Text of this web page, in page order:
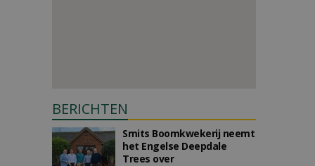
BERICHTEN
Smits Boomkwekerij neemt
het Engelse Deepdale
Trees over